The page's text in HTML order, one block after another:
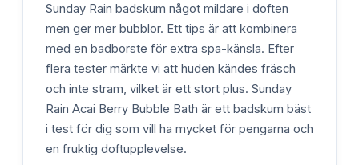
Sunday Rain badskum något mildare i doften
men ger mer bubblor. Ett tips är att kombinera
med en badborste för extra spa-känsla. Efter
flera tester märkte vi att huden kändes fräsch
och inte stram, vilket är ett stort plus. Sunday
Rain Acai Berry Bubble Bath är ett badskum bäst
i test för dig som vill ha mycket för pengarna och
en fruktig doftupplevelse.